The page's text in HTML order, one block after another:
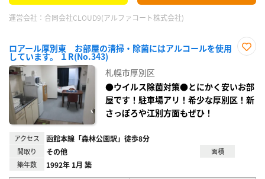
運営会社： 合同会社CLOUD9(アルファコート株式会社)
ロアール厚別東 お部屋の清掃・除菌にはアルコールを使用
しています。 １R(No.343)
録
札幌市厚別区
●ウイルス除菌対策●とにかく安いお部
屋です！駐車場アリ！希少な厚別区！新
さっぽろや江別方面もぜひ！
アクセス 函館本線「森林公園駅」徒歩8分
間取り その他
面積
築年数
1992年 1月 築